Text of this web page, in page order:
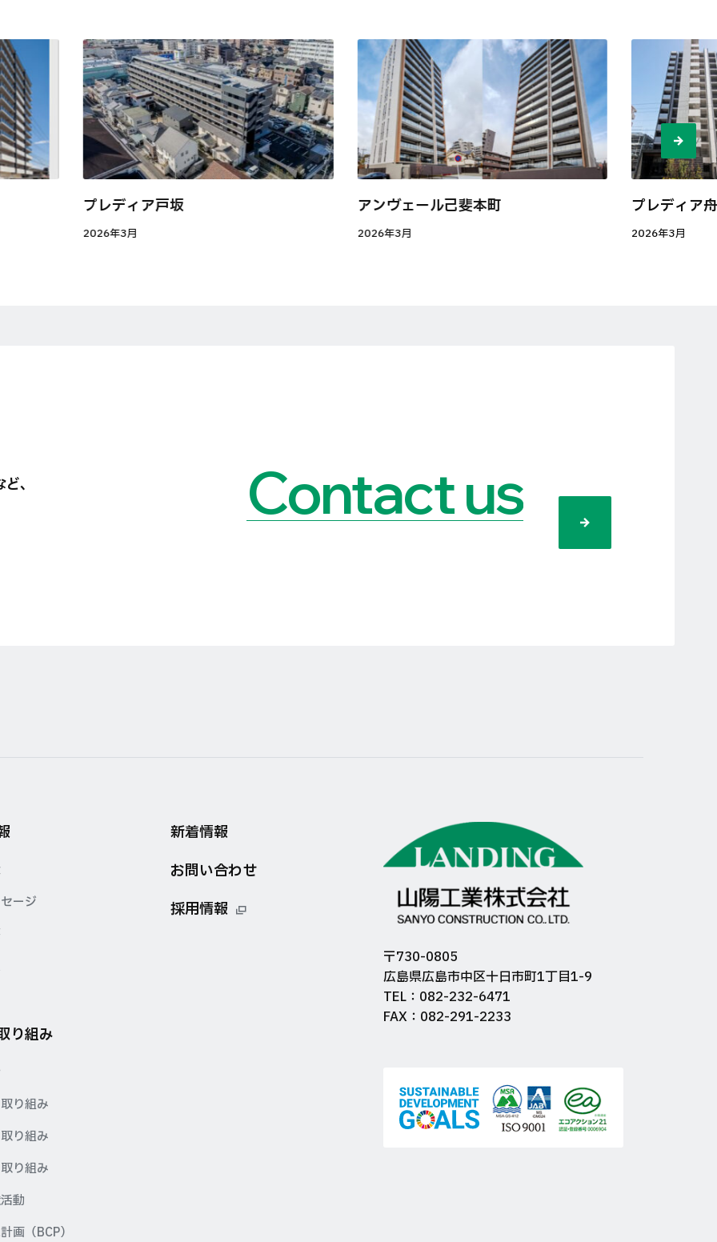
プレディア戸坂
2026年3月
アンヴェール己斐本町
2026年3月
プレディア
2026年3月
、 Contact us
ージ
り組み
り組み
り組み
り組み
動
画（BCP）
新着情報
お問い合わせ
採用情報
〒730-0805
広島県広島市中区十日市町1丁目1-9
TEL：082-232-6471
FAX：082-291-2233